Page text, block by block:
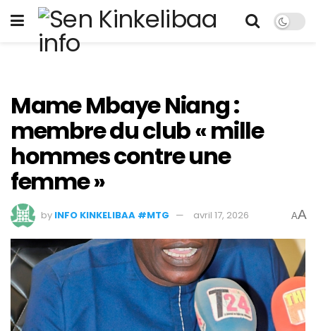
Mame Mbaye Niang :
membre du club « mille
hommes contre une
femme »
by INFO KINKELIBAA #MTG avril 17, 2026 AA